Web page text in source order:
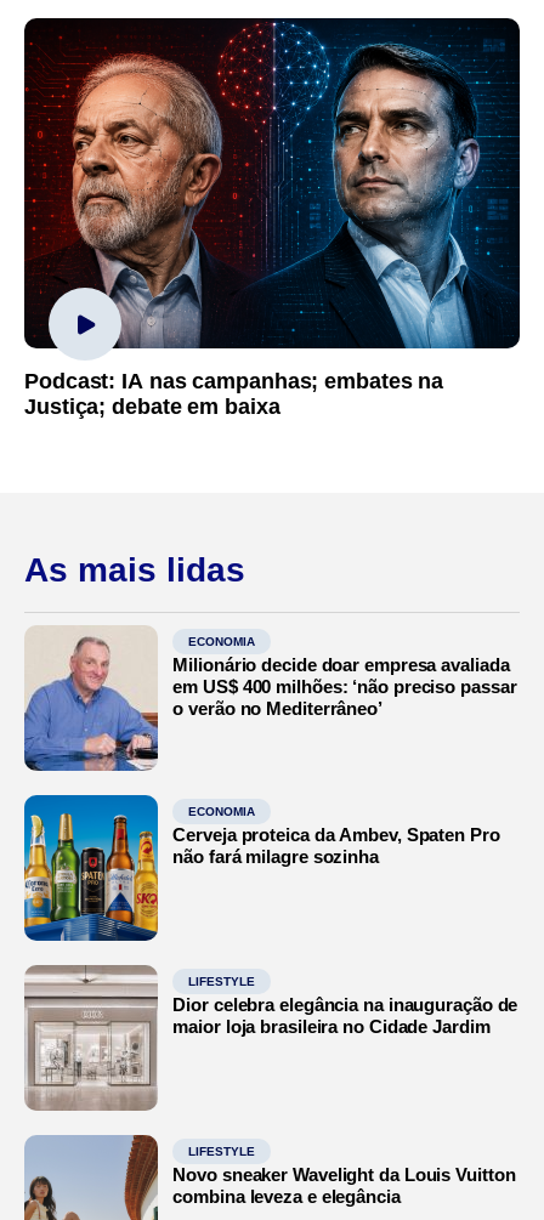
Podcast: IA nas campanhas; embates na
Justiça; debate em baixa
As mais lidas
ECONOMIA
Milionário decide doar empresa avaliada
em US$ 400 milhões: ‘não preciso passar
o verão no Mediterrâneo’
ECONOMIA
Cerveja proteica da Ambev, Spaten Pro
não fará milagre sozinha
LIFESTYLE
Dior celebra elegância na inauguração de
maior loja brasileira no Cidade Jardim
LIFESTYLE
Novo sneaker Wavelight da Louis Vuitton
combina leveza e elegância